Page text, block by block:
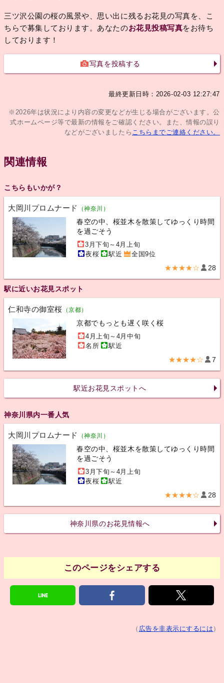
三ツ沢公園の桜の風景や、思い出に残るお花見の写真を、こ
ちらで募集しております。あなたのお花見投稿写真をお待ち
しております！
写真を投稿する
最終更新日時：2026-02-03 12:27:47
※2026年は状況により内容の変更などが生じる場合がございます。公
式ホームページ等で最新の情報をご確認ください。また、情報の誤り
などがございましたら こちらまでご連絡ください。
関連情報
こちらもいかが？
大岡川プロムナード （神奈川）
春空の中、桜並木を散策してゆっくり時間
を過ごそう
3月下旬～4月上旬
夜桜
駅近 全国9位
★★★★☆ 28
駅に近いお花見スポット
仁和寺の御室桜 （京都）
京都でもっとも遅く咲く桜
4月上旬～4月中旬
名所
駅近
★★★★☆ 7
駅近お花見スポットへ
神奈川県内一番人気
大岡川プロムナード （神奈川）
春空の中、桜並木を散策してゆっくり時間
を過ごそう
3月下旬～4月上旬
夜桜
駅近
★★★★☆ 28
神奈川県のお花見情報へ
このページをシェアする
（ 広告を非表示にするには ）